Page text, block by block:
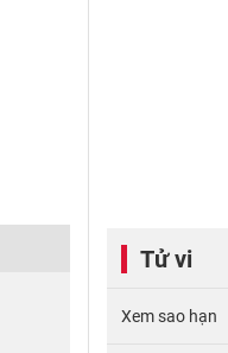
Tử vi
Xem sao hạn